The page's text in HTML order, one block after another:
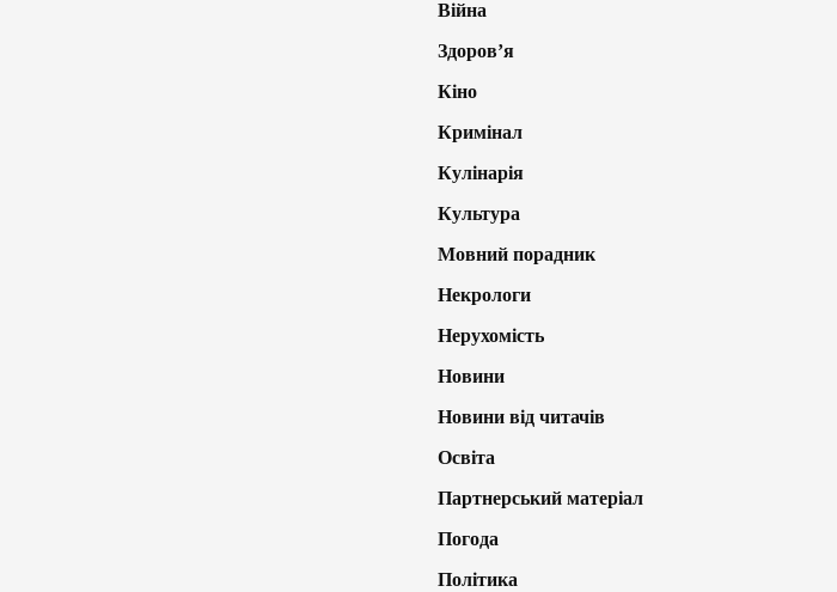
Війна
Здоров’я
Кіно
Кримінал
Кулінарія
Культура
Мовний порадник
Некрологи
Нерухомість
Новини
Новини від читачів
Освіта
Партнерський матеріал
Погода
Політика